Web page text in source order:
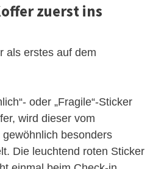
zuerst ins
als erstes auf dem
oder „Fragile“-Sticker
wird dieser vom
besonders
Die leuchtend roten Sticker